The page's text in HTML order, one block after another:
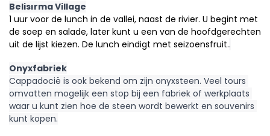
Belisırma Village
1 uur voor de lunch in de vallei, naast de rivier. U begint met
de soep en salade, later kunt u een van de hoofdgerechten
uit de lijst kiezen. De lunch eindigt met seizoensfruit..
Onyxfabriek
Cappadocië is ook bekend om zijn onyxsteen. Veel tours
omvatten mogelijk een stop bij een fabriek of werkplaats
waar u kunt zien hoe de steen wordt bewerkt en souvenirs
kunt kopen.